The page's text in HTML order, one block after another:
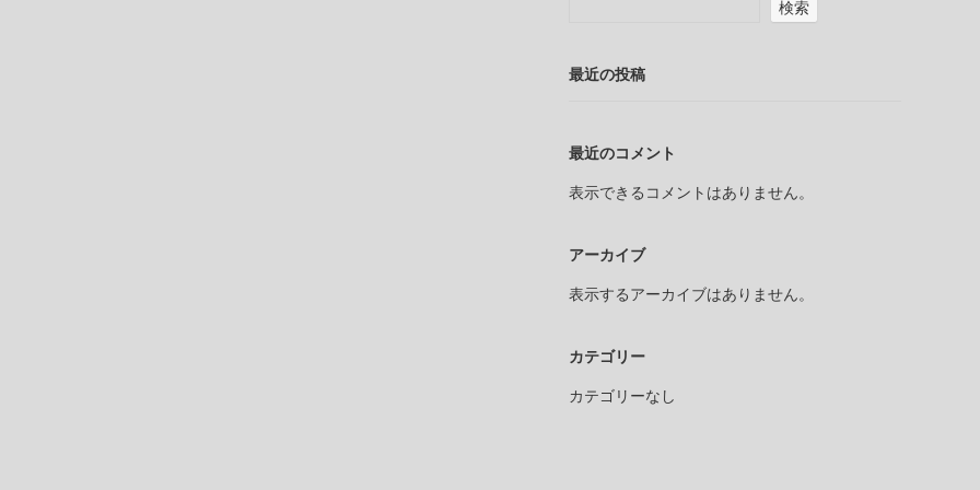
検索
最近の投稿
最近のコメント
表示できるコメントはありません。
アーカイブ
表示するアーカイブはありません。
カテゴリー
カテゴリーなし